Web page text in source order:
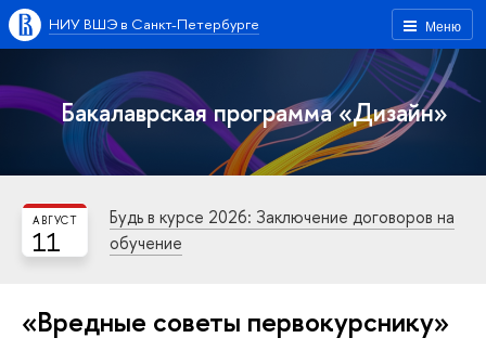
Меню
НИУ ВШЭ в Санкт-Петербурге
Бакалаврская программа «Дизайн»
11
АВГУСТ
Будь в курсе 2026: Заключение договоров на
обучение
«Вредные советы первокурснику»